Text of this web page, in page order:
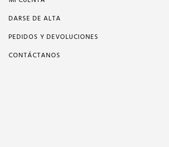
DARSE DE ALTA
PEDIDOS Y DEVOLUCIONES
CONTÁCTANOS